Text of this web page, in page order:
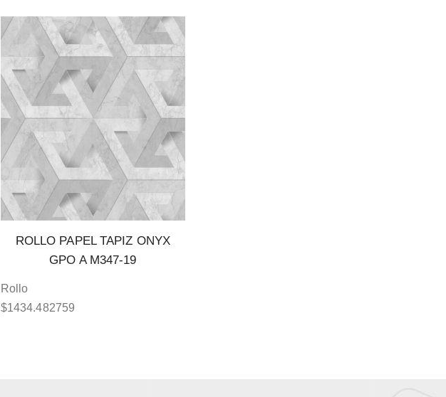
ROLLO PAPEL TAPIZ ONYX
GPO A M347-19
Rollo
$1434.482759